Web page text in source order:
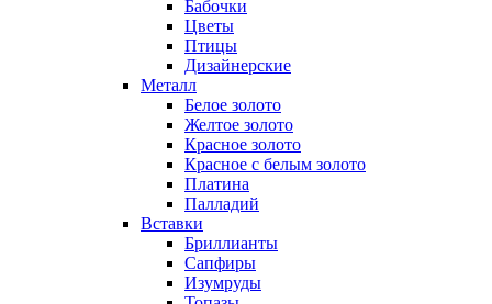
Бабочки
Цветы
Птицы
Дизайнерские
Металл
Белое золото
Желтое золото
Красное золото
Красное с белым золото
Платина
Палладий
Вставки
Бриллианты
Сапфиры
Изумруды